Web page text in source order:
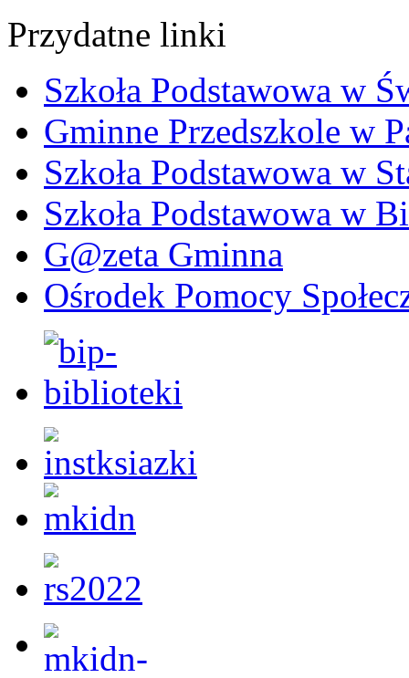
Przydatne linki
Szkoła Podstawowa w
Gminne Przedszkole w
Szkoła Podstawowa w
Szkoła Podstawowa w
G@zeta Gminna
Ośrodek Pomocy